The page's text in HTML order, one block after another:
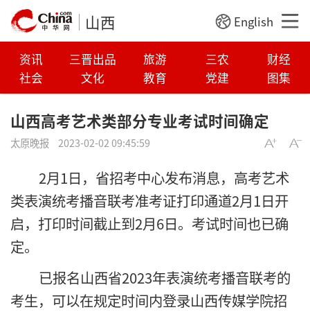
山西 English
资讯 三晋出品 旅游 三农
财经
社会
文化 教育 党建 图集
山西高考艺术类部分专业考试时间确定
太原晚报 2023-02-02 09:45:59
2月1日，省招考中心发布消息，高考艺术
类表演统考播音联考准考证打印通道2月1日开
启，打印时间截止到2月6日。考试时间也已确
定。
已报名山西省2023年表演统考播音联考的
考生，可以在规定时间内登录山西传媒学院招